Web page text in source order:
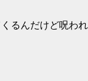
るんだけど呪われ